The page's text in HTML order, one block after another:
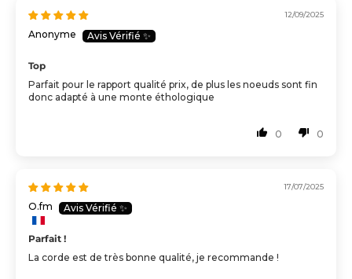
12/09/2025
Anonyme
Top
Parfait pour le rapport qualité prix, de plus les noeuds sont fin
donc adapté à une monte éthologique
0 0
17/07/2025
O.fm
Parfait !
La corde est de très bonne qualité, je recommande !